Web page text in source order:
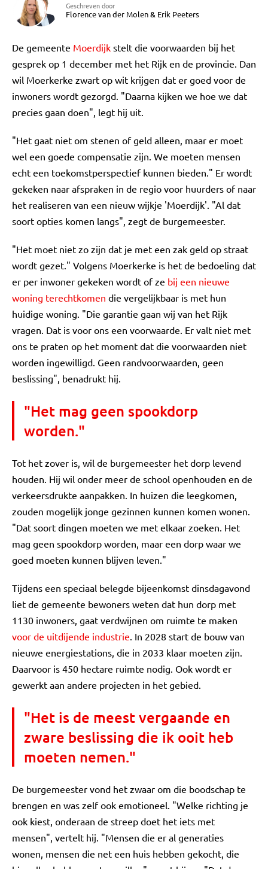
Geschreven door
Florence van der Molen& Erik Peeters
De gemeente Moerdijk stelt die voorwaarden bij het
gesprek op 1 december met het Rijk en de provincie. Dan
wil Moerkerke zwart op wit krijgen dat er goed voor de
inwoners wordt gezorgd. "Daarna kijken we hoe we dat
precies gaan doen", legt hij uit.
"Het gaat niet om stenen of geld alleen, maar er moet
wel een goede compensatie zijn. We moeten mensen
echt een toekomstperspectief kunnen bieden." Er wordt
gekeken naar afspraken in de regio voor huurders of naar
het realiseren van een nieuw wijkje 'Moerdijk'. "Al dat
soort opties komen langs", zegt de burgemeester.
"Het moet niet zo zijn dat je met een zak geld op straat
wordt gezet." Volgens Moerkerke is het de bedoeling dat
er per inwoner gekeken wordt of ze bij een nieuwe
woning terechtkomen die vergelijkbaar is met hun
huidige woning. "Die garantie gaan wij van het Rijk
vragen. Dat is voor ons een voorwaarde. Er valt niet met
ons te praten op het moment dat die voorwaarden niet
worden ingewilligd. Geen randvoorwaarden, geen
beslissing", benadrukt hij.
"Het mag geen spookdorp
worden."
Tot het zover is, wil de burgemeester het dorp levend
houden. Hij wil onder meer de school openhouden en de
verkeersdrukte aanpakken. In huizen die leegkomen,
zouden mogelijk jonge gezinnen kunnen komen wonen.
"Dat soort dingen moeten we met elkaar zoeken. Het
mag geen spookdorp worden, maar een dorp waar we
goed moeten kunnen blijven leven."
Tijdens een speciaal belegde bijeenkomst dinsdagavond
liet de gemeente bewoners weten dat hun dorp met
1130 inwoners, gaat verdwijnen om ruimte te maken
voor de uitdijende industrie. In 2028 start de bouw van
nieuwe energiestations, die in 2033 klaar moeten zijn.
Daarvoor is 450 hectare ruimte nodig. Ook wordt er
gewerkt aan andere projecten in het gebied.
"Het is de meest vergaande en
zware beslissing die ik ooit heb
moeten nemen."
De burgemeester vond het zwaar om die boodschap te
brengen en was zelf ook emotioneel. "Welke richting je
ook kiest, onderaan de streep doet het iets met
mensen", vertelt hij. "Mensen die er al generaties
wonen, mensen die net een huis hebben gekocht, die